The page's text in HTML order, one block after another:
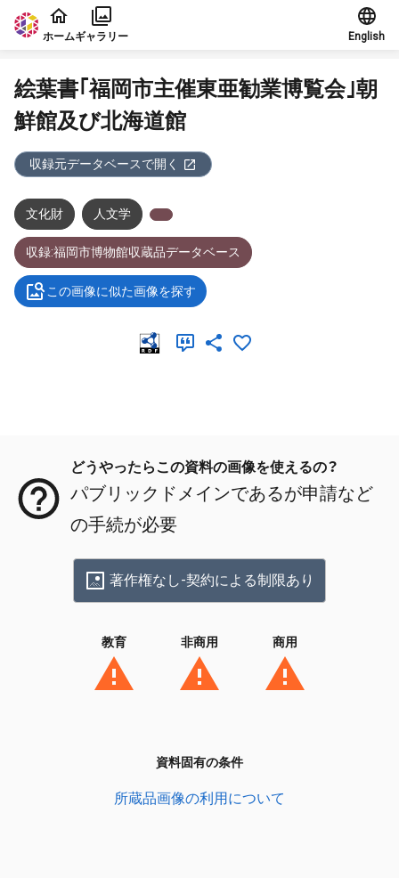
本文に飛ぶ
ホームギャラリー English
絵葉書｢福岡市主催東亜勧業博覧会｣朝
鮮館及び北海道館
収録元データベースで開く
文化財 人文学
収録:福岡市博物館収蔵品データベース
この画像に似た画像を探す
どうやったらこの資料の画像を使えるの？
パブリックドメインであるが申請など
の手続が必要
著作権なし-契約による制限あり
教育 非商用 商用
資料固有の条件
所蔵品画像の利用について